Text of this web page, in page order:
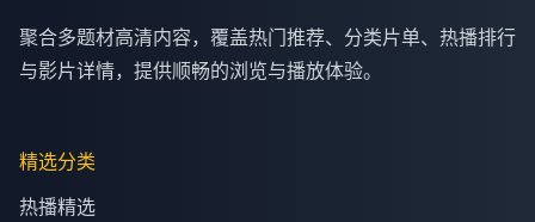
聚合多题材高清内容，覆盖热门推荐、分类片单、热播排行
与影片详情，提供顺畅的浏览与播放体验。
精选分类
热播精选